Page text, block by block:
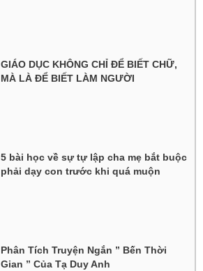
GIÁO DỤC KHÔNG CHỈ ĐỂ BIẾT CHỮ,
MÀ LÀ ĐỂ BIẾT LÀM NGƯỜI
5 bài học về sự tự lập cha mẹ bắt buộc
phải dạy con trước khi quá muộn
Phân Tích Truyện Ngắn ” Bến Thời
Gian ” Của Tạ Duy Anh